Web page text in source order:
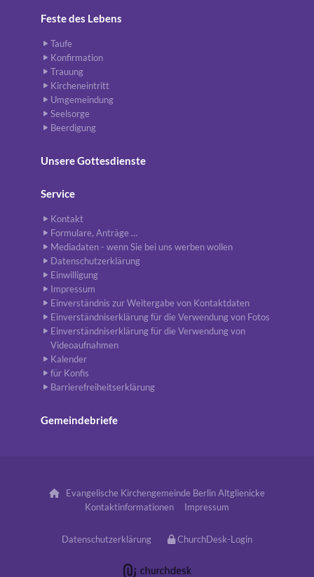
Feste des Lebens
Taufe
Konfirmation
Trauung
Kircheneintritt
Umgemeindung
Seelsorge
Beerdigung
Unsere Gottesdienste
Service
Kontakt
Formulare, Anträge …
Mediadaten - wenn Sie bei uns werben wollen
Datenschutzerklärung
Einwilligung
Impressum
Einverständnis zur Weitergabe von Kontaktdaten
Einverständniserklärung für die Verwendung von Fotos
Einverständniserklärung für die Verwendung von
Videoaufnahmen
Kalender
für Konfis
Barrierefreiheitserklärung
Gemeindebriefe

Evangelische Kirchengemeinde Berlin Altglienicke
Kontaktinformationen
Impressum
Datenschutzerklärung ChurchDesk-Login